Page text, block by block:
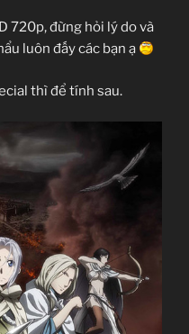
720p, đừng hỏi lý do và
luôn đấy các bạn ạ
thì để tính sau.